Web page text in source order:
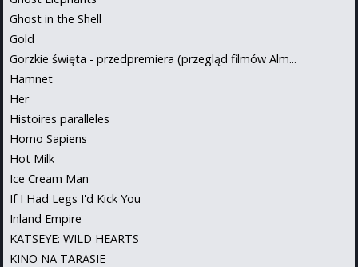
Ghost in the Shell
Gold
Gorzkie święta - przedpremiera (przegląd filmów Alm...
Hamnet
Her
Histoires paralleles
Homo Sapiens
Hot Milk
Ice Cream Man
If I Had Legs I'd Kick You
Inland Empire
KATSEYE: WILD HEARTS
KINO NA TARASIE